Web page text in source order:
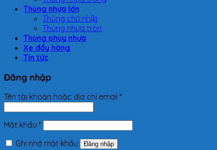
Thùng nhựa lớn
Thùng chữ nhật
Thùng nhựa tròn
Thùng phuy nhựa
Xe đẩy hàng
Tin tức
Đăng nhập
Tên tài khoản hoặc địa chỉ email *
Mật khẩu *
Ghi nhớ mật khẩu
Đăng nhập